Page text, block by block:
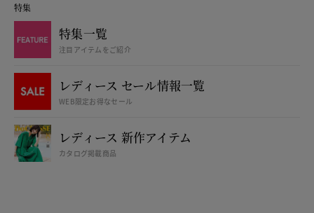
特集
特集一覧
注目アイテムをご紹介
レディース セール情報一覧
WEB限定お得なセール
レディース 新作アイテム
カタログ掲載商品